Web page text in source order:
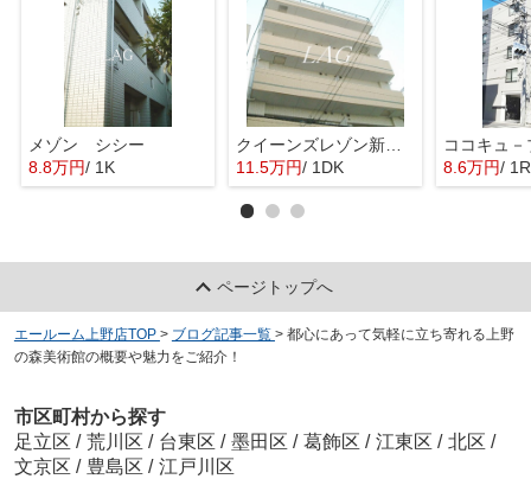
メゾン シシー
8.8万円/ 1K
クイーンズレゾン新御徒町
11.5万円/ 1DK 8.6万円/ 1R
ページトップへ
エールーム上野店TOP > ブログ記事一覧 > 都心にあって気軽に立ち寄れる上野
の森美術館の概要や魅力をご紹介！
市区町村から探す
足立区 / 荒川区 / 台東区 / 墨田区 / 葛飾区 / 江東区 / 北区 /
文京区 / 豊島区 / 江戸川区